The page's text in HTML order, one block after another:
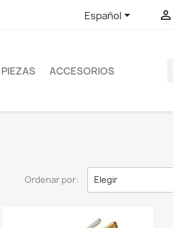
Español 
PIEZAS ACCESORIOS
Ordenar por: Elegir